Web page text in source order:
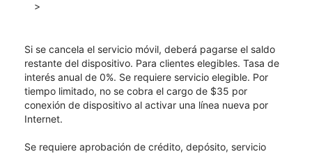
>
Si se cancela el servicio móvil, deberá pagarse el saldo
restante del dispositivo. Para clientes elegibles. Tasa de
interés anual de 0%. Se requiere servicio elegible. Por
tiempo limitado, no se cobra el cargo de $35 por
conexión de dispositivo al activar una línea nueva por
Internet.
Se requiere aprobación de crédito, depósito, servicio